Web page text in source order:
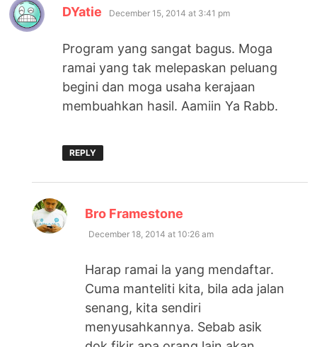
DYatie says:
December 15, 2014 at 3:41 pm
Program yang sangat bagus. Moga
ramai yang tak melepaskan peluang
begini dan moga usaha kerajaan
membuahkan hasil. Aamiin Ya Rabb.
REPLY
Bro Framestone
December 18, 2014 at 10:26 am
Harap ramai la yang mendaftar.
Cuma manteliti kita, bila ada jalan
senang, kita sendiri
menyusahkannya. Sebab asik